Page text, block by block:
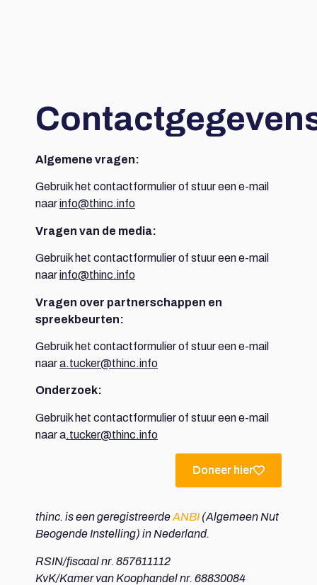
Algemene vragen:
Gebruik het contactformulier of stuur een e-mail
naarinfo@thinc.info
Vragen van de media:
Gebruik het contactformulier of stuur een e-mail
naarinfo@thinc.info
Vragen over partnerschappen en
spreekbeurten:
Gebruik het contactformulier of stuur een e-mail
naara.tucker@thinc.info
Onderzoek:
Gebruik het contactformulier of stuur een e-mail
naar a.tucker@thinc.info
Doneer hier
thinc. is een geregistreerdeANBI (Algemeen Nut
Beogende Instelling) in Nederland.
RSIN/fiscaal nr. 857611112
KvK/Kamer van Koophandel nr. 68830084